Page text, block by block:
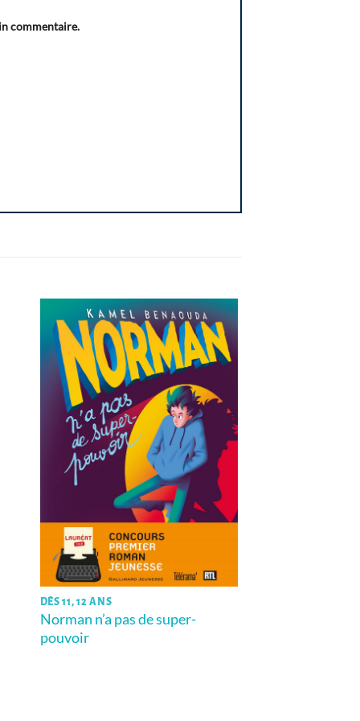
commentaire.
DÈS 11, 12 ANS
Norman n’a pas de super-
pouvoir